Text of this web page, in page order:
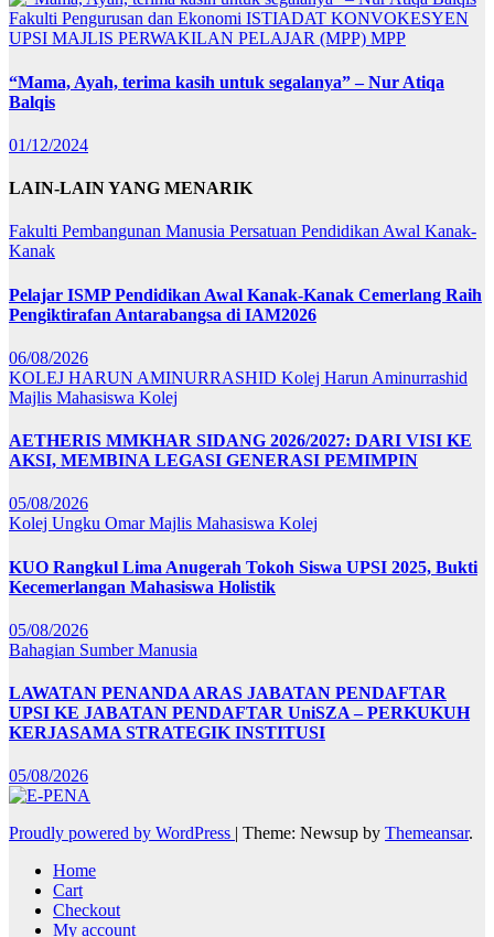
Fakulti Pengurusan dan Ekonomi ISTIADAT KONVOKESYEN
UPSI MAJLIS PERWAKILAN PELAJAR (MPP) MPP
“Mama, Ayah, terima kasih untuk segalanya” – Nur Atiqa
Balqis
01/12/2024
LAIN-LAIN YANG MENARIK
Fakulti Pembangunan Manusia Persatuan Pendidikan Awal Kanak-
Kanak
Pelajar ISMP Pendidikan Awal Kanak-Kanak Cemerlang Raih
Pengiktirafan Antarabangsa di IAM2026
06/08/2026
KOLEJ HARUN AMINURRASHID Kolej Harun Aminurrashid
Majlis Mahasiswa Kolej
AETHERIS MMKHAR SIDANG 2026/2027: DARI VISI KE
AKSI, MEMBINA LEGASI GENERASI PEMIMPIN
05/08/2026
Kolej Ungku OmarMajlis Mahasiswa Kolej
KUO Rangkul Lima Anugerah Tokoh Siswa UPSI 2025, Bukti
Kecemerlangan Mahasiswa Holistik
05/08/2026
Bahagian Sumber Manusia
LAWATAN PENANDA ARAS JABATAN PENDAFTAR
UPSI KE JABATAN PENDAFTAR UniSZA – PERKUKUH
KERJASAMA STRATEGIK INSTITUSI
05/08/2026
Proudly powered by WordPress Theme: Newsup by Themeansar.
Home
Cart
Checkout
My account